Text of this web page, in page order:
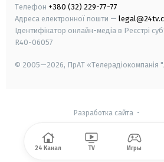
Телефон +380 (32) 229-77-77
Адреса електронної пошти —
Ідентифікатор онлайн-медіа в Реєстрі
R40-06057
© 2005—2026, ПрАТ «Телерадіокомпанія
Разработка сайта -
24 Канал TV Игры